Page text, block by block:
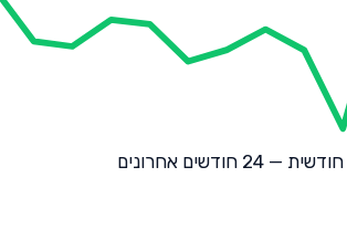
24 חודשים אחרונים